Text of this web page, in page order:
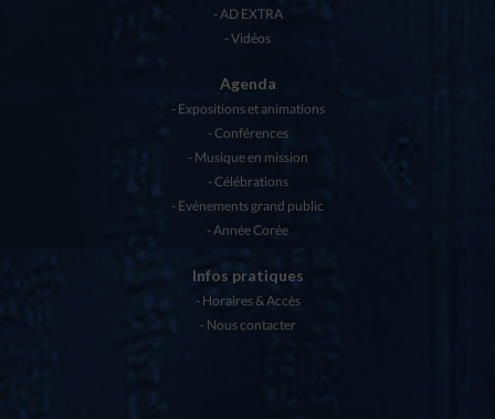
AD EXTRA
Vidéos
Agenda
Expositions et animations
Conférences
Musique en mission
Célébrations
Evénements grand public
Année Corée
Infos pratiques
Horaires & Accès
Nous contacter